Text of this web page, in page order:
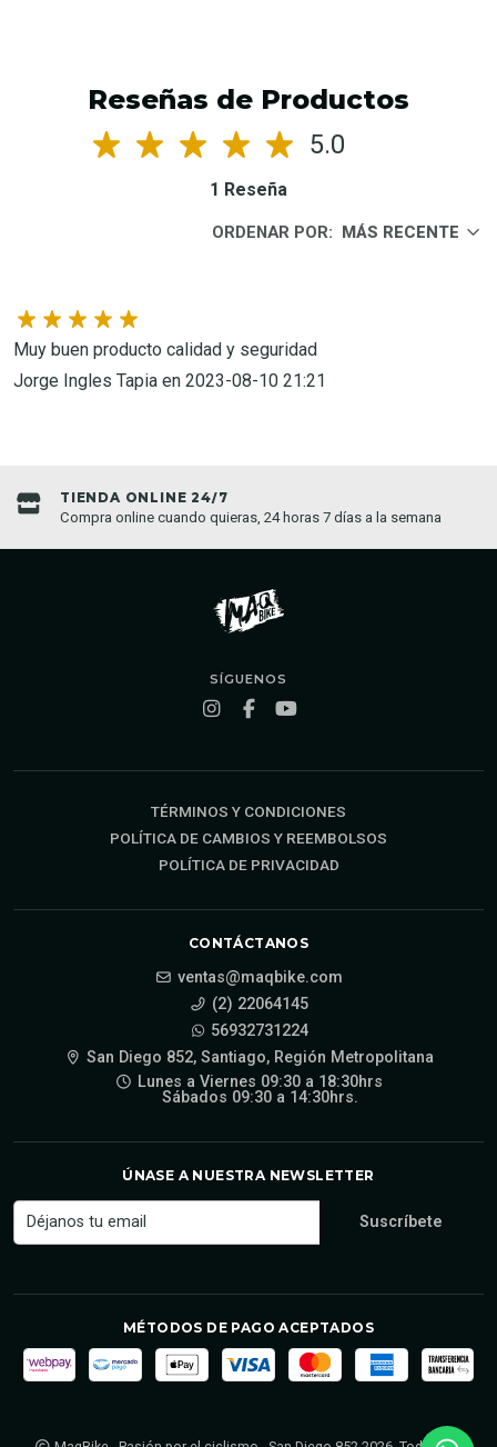
Reseñas de Productos
5.0
1 Reseña
ORDENAR POR: MÁS RECENTE
Muy buen producto calidad y seguridad
Jorge Ingles Tapia en 2023-08-10 21:21
TIENDA ONLINE 24/7
Compra online cuando quieras, 24 horas 7 días a la semana
SÍGUENOS
TÉRMINOS Y CONDICIONES
POLÍTICA DE CAMBIOS Y REEMBOLSOS
POLÍTICA DE PRIVACIDAD
CONTÁCTANOS
ventas@maqbike.com
(2) 22064145
56932731224
San Diego 852, Santiago, Región Metropolitana
Lunes a Viernes 09:30 a 18:30hrs
Sábados 09:30 a 14:30hrs.
ÚNASE A NUESTRA NEWSLETTER
MÉTODOS DE PAGO ACEPTADOS